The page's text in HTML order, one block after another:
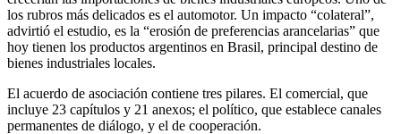
los rubros más delicados es el automotor. Un impacto “colateral”,
advirtió el estudio, es la “erosión de preferencias arancelarias” que
hoy tienen los productos argentinos en Brasil, principal destino de
bienes industriales locales.
El acuerdo de asociación contiene tres pilares. El comercial, que
incluye 23 capítulos y 21 anexos; el político, que establece canales
permanentes de diálogo, y el de cooperación.